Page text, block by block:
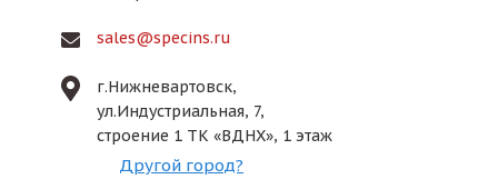
sales@specins.ru
г.Нижневартовск,
ул.Индустриальная, 7,
строение 1 ТК «ВДНХ», 1 этаж
Другой город?